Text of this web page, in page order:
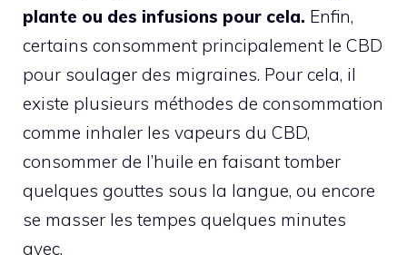
plante ou des infusions pour cela. Enfin,
certains consomment principalement le CBD
pour soulager des migraines. Pour cela, il
existe plusieurs méthodes de consommation
comme inhaler les vapeurs du CBD,
consommer de l’huile en faisant tomber
quelques gouttes sous la langue, ou encore
se masser les tempes quelques minutes
avec.